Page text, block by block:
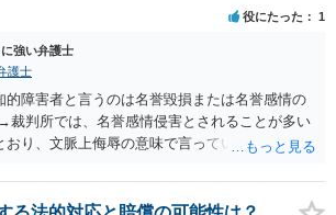
役にたった 1
強い弁護士
護士
的障害者と言うのは名誉毀損または名誉感情の
裁判所では、名誉感情侵害とされることが多い
おり、文脈上侮辱の意味で言っている点も加味